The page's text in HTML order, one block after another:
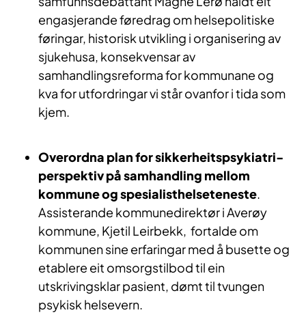
engasjerande føredrag om helsepolitiske
føringar, historisk utvikling i organisering av
sjukehusa, konsekvensar av
samhandlingsreforma for kommunane og
kva for utfordringar vi står ovanfor i tida som
kjem.
Overordna plan for sikkerheitspsykiatri-
perspektiv på samhandling mellom
kommune og spesialisthelseteneste.
Assisterande kommunedirektør i Averøy
kommune, Kjetil Leirbekk, fortalde om
kommunen sine erfaringar med å busette og
etablere eit omsorgstilbod til ein
utskrivingsklar pasient, dømt til tvungen
psykisk helsevern.